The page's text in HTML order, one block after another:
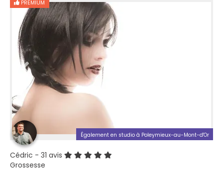
PREMIUM
Également en studio à Poleymieux-au-Mont-d'Or
Cédric - 31 avis
Grossesse